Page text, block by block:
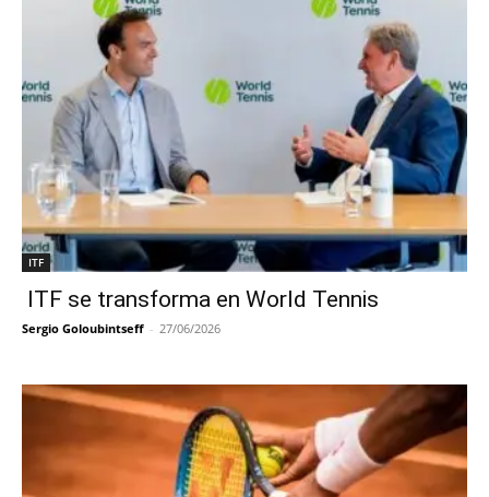
ITF
ITF se transforma en World Tennis
Sergio Goloubintseff - 27/06/2026